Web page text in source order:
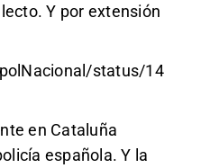
Y por extensión
status/14
en Cataluña
española. Y la